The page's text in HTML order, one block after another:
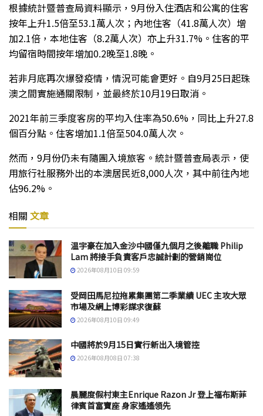
根據統計暨普查局資料顯示，9月份入住酒店和公寓的住客
按年上升1.5倍至53.1萬人次；內地住客（41.8萬人次）增
加2.1倍，本地住客（8.2萬人次）亦上升31.7%。住客的平
均留宿時間按年增加0.2晚至1.8晚。
若非月底再次爆發疫情，情況可能會更好。自9月25日起珠
澳之間實施通關限制，並最終於10月19日取消。
2021年前三季度客房的平均入住率為50.6%，同比上升27.8
個百分點。住客增加1.1倍至504.0萬人次。
然而，9月份仍未有隨團入境旅客。統計暨普查局表示，使
用旅行社服務外出的本澳居民近8,000人次，其中前往內地
佔96.2%。
相關 文章
温宇豪在加入金沙中國僅九個月之後離職 Philip
Lam 將接手負責客戶忠誠計劃的營銷崗位
2026年08月10日 09:59
受岡田馬尼拉拖累集團第二季業績 UEC 主攻大眾
市場及網上博彩謀求復蘇
2026年08月10日 09:49
中國將於9月15日實行新出入境管控
2026年08月08日 07:38
晨麗度假村東主Enrique Razon Jr 登上福布斯菲
律賓首富寶座 身家遙遙領先